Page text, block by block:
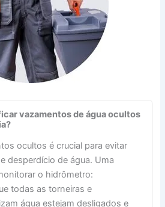
vazamentos de água ocultos
ocultos é crucial para evitar
desperdício de água. Uma
o hidrômetro:
todas as torneiras e
água estejam desligados e